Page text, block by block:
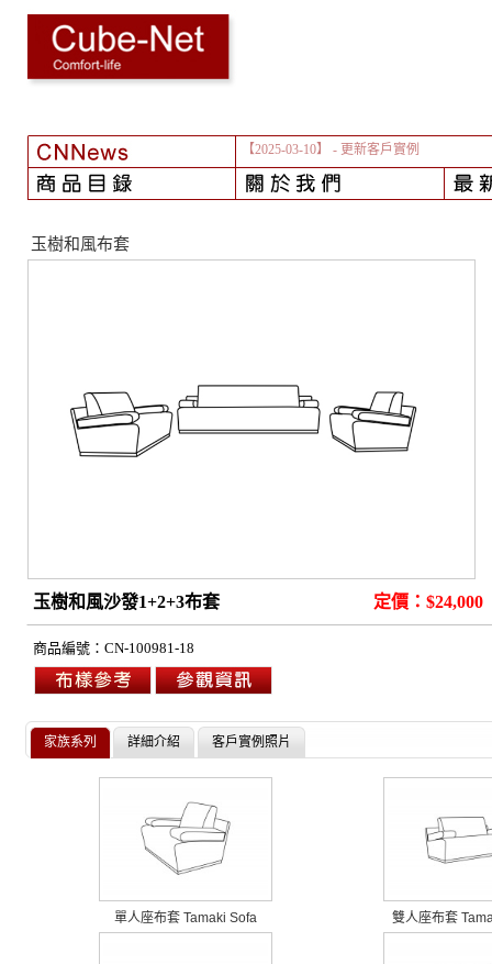
【2025-03-10】 - 更新客戶實例
玉樹和風布套
玉樹和風沙發1+2+3布套 定價：$24,000
商品編號： CN-100981-18
家族系列 詳細介紹 客戶實例照片
單人座布套 Tamaki Sofa 雙人座布套